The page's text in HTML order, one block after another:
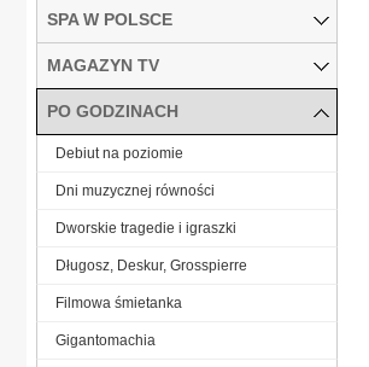
SPA W POLSCE
MAGAZYN TV
PO GODZINACH
Debiut na poziomie
Dni muzycznej równości
Dworskie tragedie i igraszki
Długosz, Deskur, Grosspierre
Filmowa śmietanka
Gigantomachia